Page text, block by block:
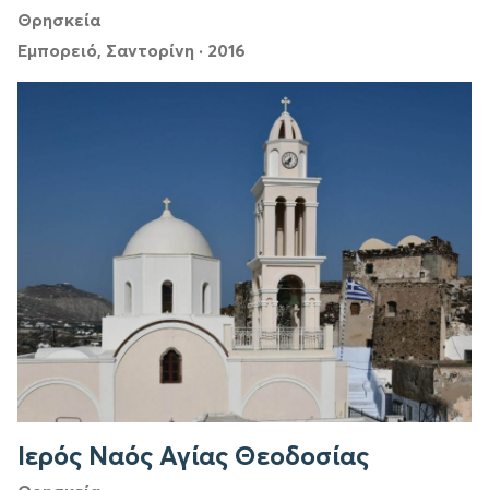
Θρησκεία
Εμπορειό, Σαντορίνη · 2016
Ιερός Ναός Αγίας Θεοδοσίας